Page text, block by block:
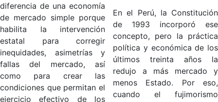
diferencia de una economía
de mercado simple porque
habilita la intervención
estatal para corregir
inequidades, asimetrías y
fallas del mercado, así
como para crear las
condiciones que permitan el
ejercicio efectivo de los
En el Perú, la Constitución
de 1993 incorporó ese
concepto, pero la práctica
política y económica de los
últimos treinta años la
redujo a más mercado y
menos Estado. Por eso,
cuando el fujimorismo